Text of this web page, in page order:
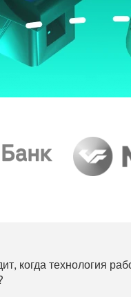
когда технология